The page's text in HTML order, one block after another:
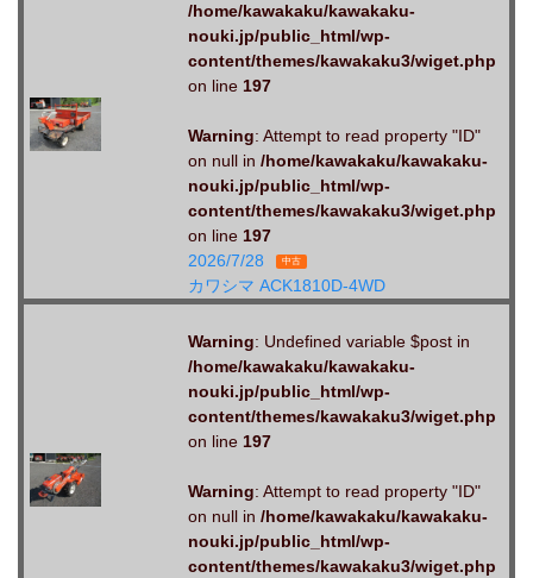
/home/kawakaku/kawakaku-
nouki.jp/public_html/wp-
content/themes/kawakaku3/wiget.php
on line 197
Warning: Attempt to read property "ID"
on null in /home/kawakaku/kawakaku-
nouki.jp/public_html/wp-
content/themes/kawakaku3/wiget.php
on line 197
2026/7/28
中古
カワシマ ACK1810D-4WD
Warning: Undefined variable $post in
/home/kawakaku/kawakaku-
nouki.jp/public_html/wp-
content/themes/kawakaku3/wiget.php
on line 197
Warning: Attempt to read property "ID"
on null in /home/kawakaku/kawakaku-
nouki.jp/public_html/wp-
content/themes/kawakaku3/wiget.php